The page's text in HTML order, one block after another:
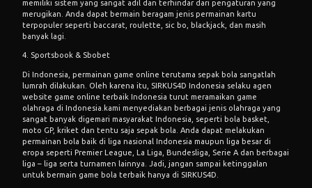
memiliki sistem yang sangat adil dan terhindar dari pengaturan yang
merugikan. Anda dapat bermain beragam jenis permainan kartu
terpopuler seperti baccarat, roulette, sic bo, blackjack, dan masih
banyak lagi.
4. Sportsbook & Sbobet
Di Indonesia, permainan game online terutama sepak bola sangatlah
lumrah dilakukan. Oleh karena itu, SIRKUS4D Indonesia selaku agen
website game online terbaik Indonesia turut meramaikan game
olahraga di Indonesia.kami menyediakan berbagai jenis olahraga yang
sangat banyak digemari masyarakat Indonesia, seperti bola basket,
moto GP, kriket dan tentu saja sepak bola. Anda dapat melakukan
permainan bola baik di liga nasional Indonesia maupun liga besar di
eropa seperti Premier League, La Liga, Bundesliga, Serie A dan berbagai
liga – liga serta turnamen lainnya. Jadi, jangan sampai ketinggalan
untuk bermain game bola terbaik hanya di SIRKUS4D.